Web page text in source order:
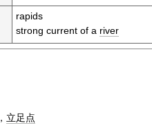
rapids
strong current of a river
， 立足点